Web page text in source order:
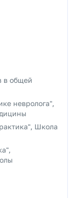
в общей
невролога",
Школа